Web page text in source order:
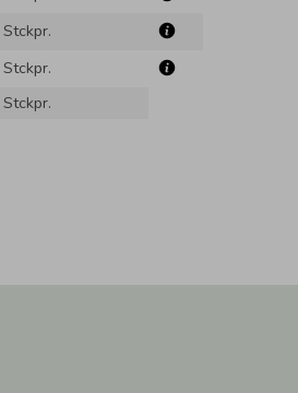
Stckpr.
Stckpr.
Stckpr.